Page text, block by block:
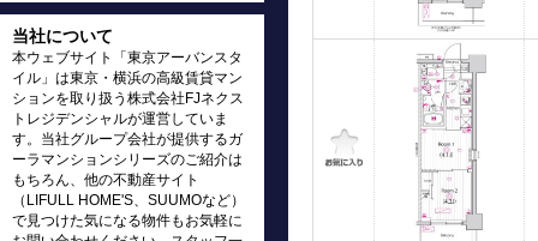
当社について
本ウェブサイト「東京アーバンスタ
イル」は東京・横浜の高級賃貸マン
ションを取り扱う株式会社FJネクス
トレジデンシャルが運営していま
す。当社グループ会社が提供するガ
ーラマンションシリーズのご紹介は
もちろん、他の不動産サイト
（LIFULL HOME'S、SUUMOなど）
で見つけた気になる物件もお気軽に